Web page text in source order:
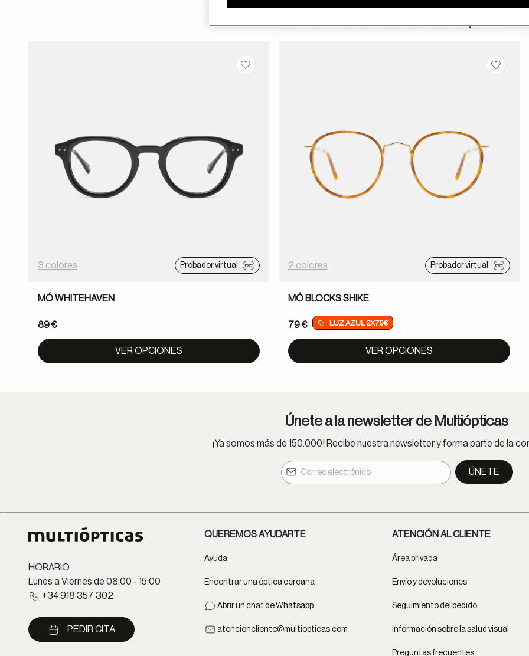
Otros usuarios también han comprado
Guardar en favoritos
3 colores Probador virtual
MÓ WHITEHAVEN
89 €
VER OPCIONES
2 colores Probador virtual
MÓ BLOCKS SHIKE
79 € LUZ AZUL 2X79€
VER OPCIONES
Únete a la newsletter de Multiópticas
¡Ya somos más de 150.000! Recibe nuestra newsletter y forma parte de la
ÚNETE
HORARIO
Lunes a Viernes de 08:00 - 15:00
+34 918 357 302
PEDIR CITA
QUEREMOS AYUDARTE
Ayuda
Encontrar una óptica cercana
Abrir un chat de Whatsapp
atencioncliente@multiopticas.com
ATENCIÓN AL CLIENTE
Área privada
Envío y devoluciones
Seguimiento del pedido
Información sobre la salud visual
Preguntas frecuentes